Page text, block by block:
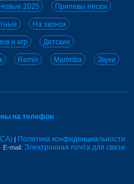
Новые 2025 Припевы песен
На звонок
и игр Детские
Remix Marimba Звуки
на телефон
| Политика конфиденциальности
E-mail: Электронная почта для связи